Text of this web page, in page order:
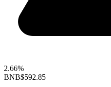
2.66%
BNB$592.85